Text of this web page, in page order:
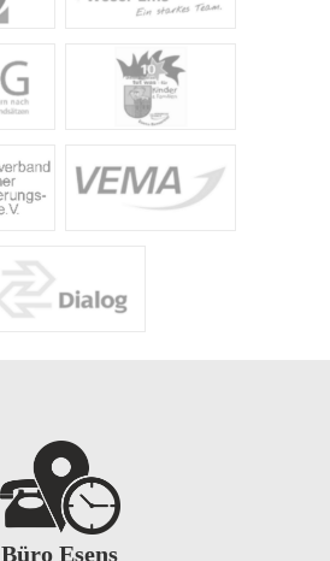
Büro Esens